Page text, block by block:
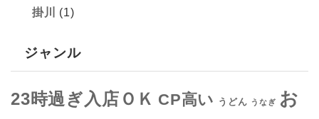
掛川
(1)
ジャンル
23時過ぎ入店ＯＫ CP高い うどん うなぎ お